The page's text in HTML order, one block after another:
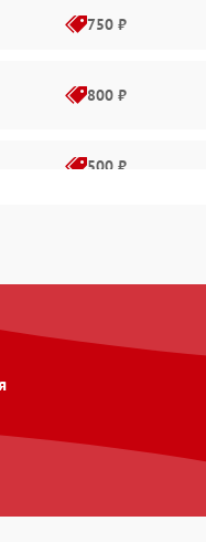
750 ₽
800 ₽
500 ₽
750 ₽
650 ₽